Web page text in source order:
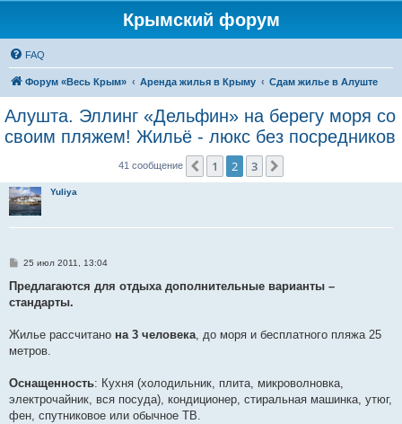
Крымский форум
FAQ
Форум «Весь Крым» Аренда жилья в Крыму Сдам жилье в Алуште
Алушта. Эллинг «Дельфин» на берегу моря со
своим пляжем! Жильё - люкс без посредников
41 сообщение Пред.
1 2 3
Yuliya
С
о
б
щ
и
е
25 июл 2011, 13:04
Предлагаются для отдыха дополнительные варианты –
стандарты.
Жилье рассчитано на 3 человека, до моря и бесплатного пляжа 25
метров.
Оснащенность: Кухня (холодильник, плита, микроволновка,
электрочайник, вся посуда), кондиционер, стиральная машинка, утюг,
фен, спутниковое или обычное ТВ.